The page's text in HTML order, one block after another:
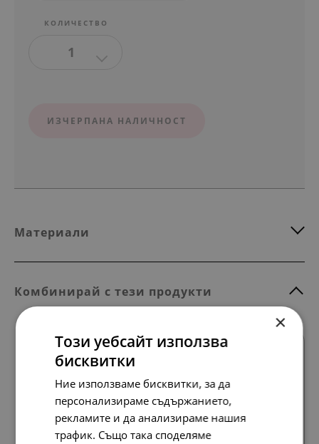
КОЛИЧЕСТВО
1
ИЗЧЕРПАНА НАЛИЧНОСТ
Материали
Комбинирай с тези продукти
Всички продукти
×
Този уебсайт използва
бисквитки
Ние използваме бисквитки, за да
персонализираме съдържанието,
рекламите и да анализираме нашия
трафик. Също така споделяме